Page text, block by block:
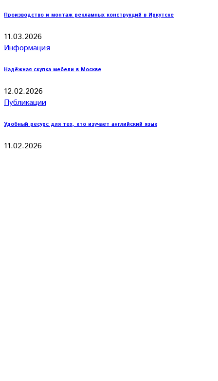
Производство и монтаж рекламных конструкций в Иркутске
11.03.2026
Информация
Надёжная скупка мебели в Москве
12.02.2026
Публикации
Удобный ресурс для тех, кто изучает английский язык
11.02.2026